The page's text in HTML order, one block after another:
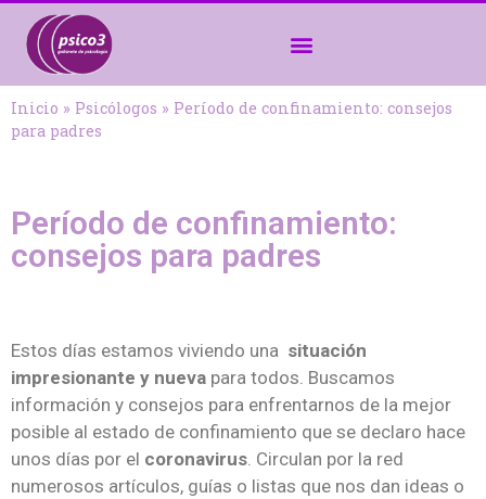
Inicio » Psicólogos » Período de confinamiento: consejos
para padres
Período de confinamiento:
consejos para padres
Estos días estamos viviendo una situación
impresionante y nueva para todos. Buscamos
información y consejos para enfrentarnos de la mejor
posible al estado de confinamiento que se declaro hace
unos días por el coronavirus. Circulan por la red
numerosos artículos, guías o listas que nos dan ideas o